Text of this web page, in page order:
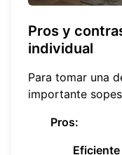
Pros y
individual
Para tomar una
importante
Pros: